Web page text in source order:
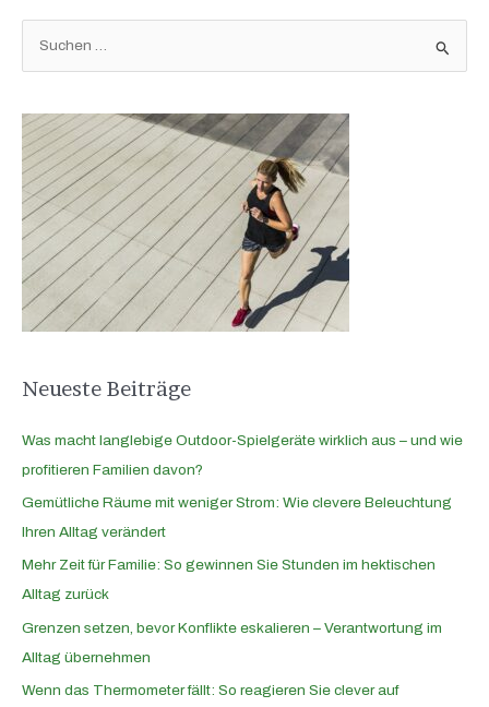
h
e
n
a
c
Neueste Beiträge
Was macht langlebige Outdoor-Spielgeräte wirklich aus – und wie
profitieren Familien davon?
Gemütliche Räume mit weniger Strom: Wie clevere Beleuchtung
Ihren Alltag verändert
Mehr Zeit für Familie: So gewinnen Sie Stunden im hektischen
Alltag zurück
Grenzen setzen, bevor Konflikte eskalieren – Verantwortung im
Alltag übernehmen
Wenn das Thermometer fällt: So reagieren Sie clever auf